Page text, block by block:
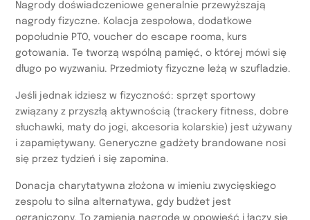
Nagrody doświadczeniowe generalnie przewyższają
nagrody fizyczne. Kolacja zespołowa, dodatkowe
popołudnie PTO, voucher do escape rooma, kurs
gotowania. Te tworzą wspólną pamięć, o której mówi się
długo po wyzwaniu. Przedmioty fizyczne leżą w szufladzie.
Jeśli jednak idziesz w fizyczność: sprzęt sportowy
związany z przyszłą aktywnością (trackery fitness, dobre
słuchawki, maty do jogi, akcesoria kolarskie) jest używany
i zapamiętywany. Generyczne gadżety brandowane nosi
się przez tydzień i się zapomina.
Donacja charytatywna złożona w imieniu zwycięskiego
zespołu to silna alternatywa, gdy budżet jest
ograniczony. To zamienia nagrodę w opowieść i łączy się